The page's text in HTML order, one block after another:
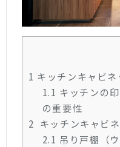
1 キッチンキャビネ
1.1 キッチンの
の重要性
2 キッチンキャビ
2.1 吊り戸棚（